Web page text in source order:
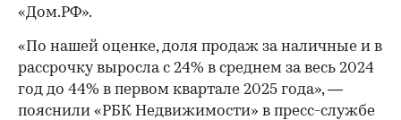
«Дом.РФ».
«По нашей оценке, доля продаж за наличные и в
рассрочку выросла с 24% в среднем за весь 2024
год до 44% в первом квартале 2025 года», —
пояснили «РБК Недвижимости» в пресс-службе